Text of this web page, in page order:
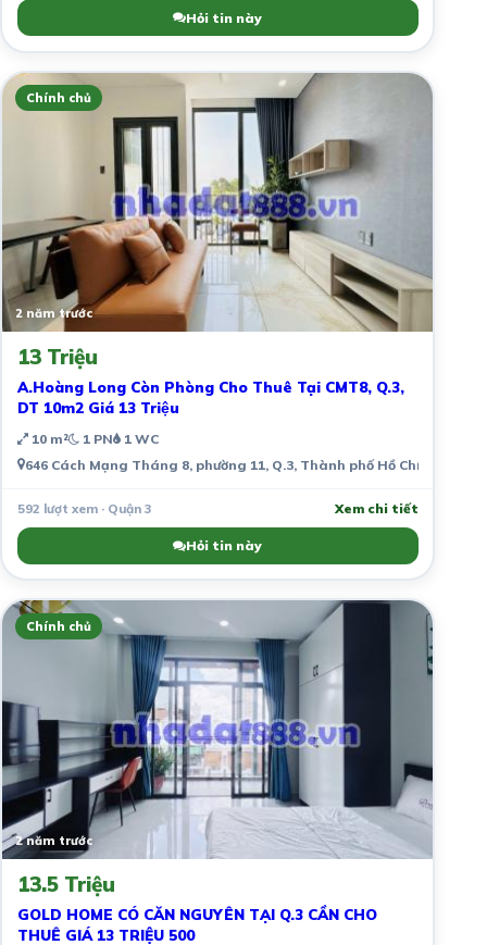
Hỏi tin này
Chính chủ
2 năm trước
13 Triệu
A.Hoàng Long Còn Phòng Cho Thuê Tại CMT8, Q.3,
DT 10m2 Giá 13 Triệu
10 m² 1 PN 1 WC
646 Cách Mạng Tháng 8, phường 11, Q.3, Thành phố Hồ Chí Minh,
592 lượt xem · Quận 3 Xem chi tiết
Hỏi tin này
Chính chủ
2 năm trước
13.5 Triệu
GOLD HOME CÓ CĂN NGUYÊN TẠI Q.3 CẦN CHO
THUÊ GIÁ 13 TRIỆU 500